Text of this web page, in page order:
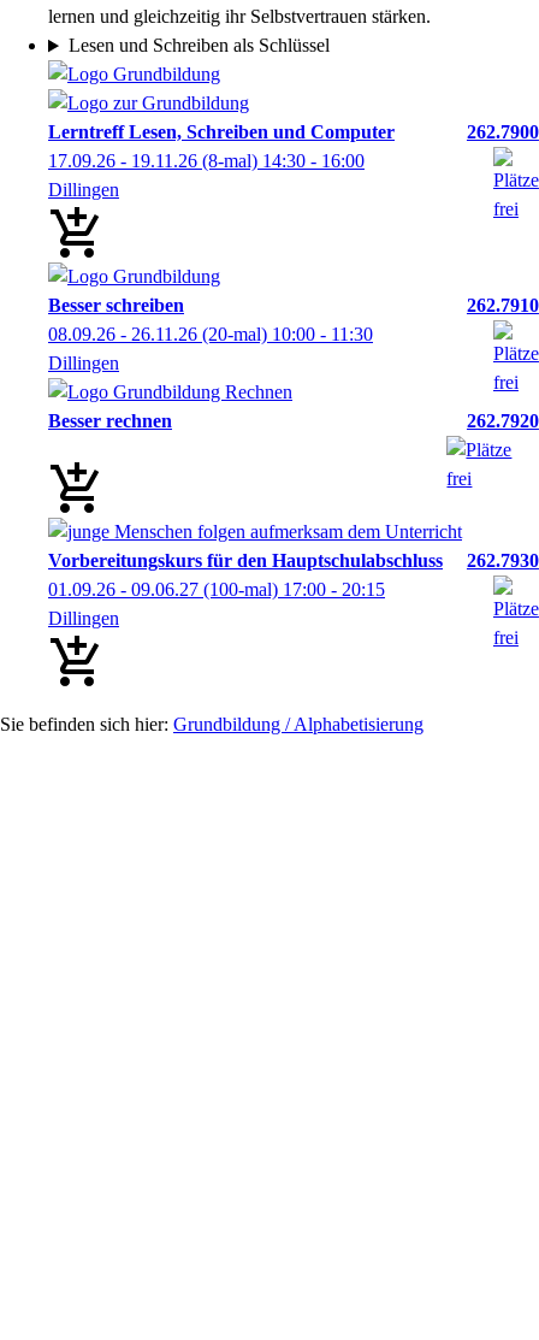
lernen und gleichzeitig ihr Selbstvertrauen stärken.
Lesen und Schreiben als Schlüssel
Lerntreff Lesen, Schreiben und Computer
262.7900
17.09.26 - 19.11.26 (8-mal) 14:30 - 16:00
Dillingen
Besser schreiben
262.7910
08.09.26 - 26.11.26 (20-mal) 10:00 - 11:30
Dillingen
Besser rechnen 262.7920
Vorbereitungskurs für den Hauptschulabschluss
262.7930
01.09.26 - 09.06.27 (100-mal) 17:00 - 20:15
Dillingen
Grundbildung / Alphabetisierung